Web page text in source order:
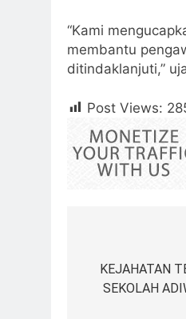
“Kami
membantu
ditindaklanjuti,”
Post Views:
pos
KEJAHATAN
SEKOLAH